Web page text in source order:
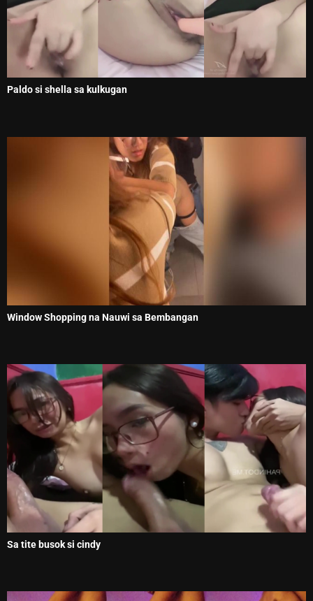
Paldo si shella sa kulkugan
Window Shopping na Nauwi sa Bembangan
Sa tite busok si cindy